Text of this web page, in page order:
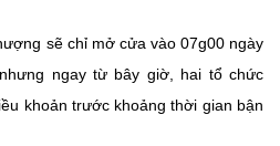
sẽ chỉ mở cửa vào 07g00 ngày
ngay từ bây giờ, hai tổ chức
khoản trước khoảng thời gian bận